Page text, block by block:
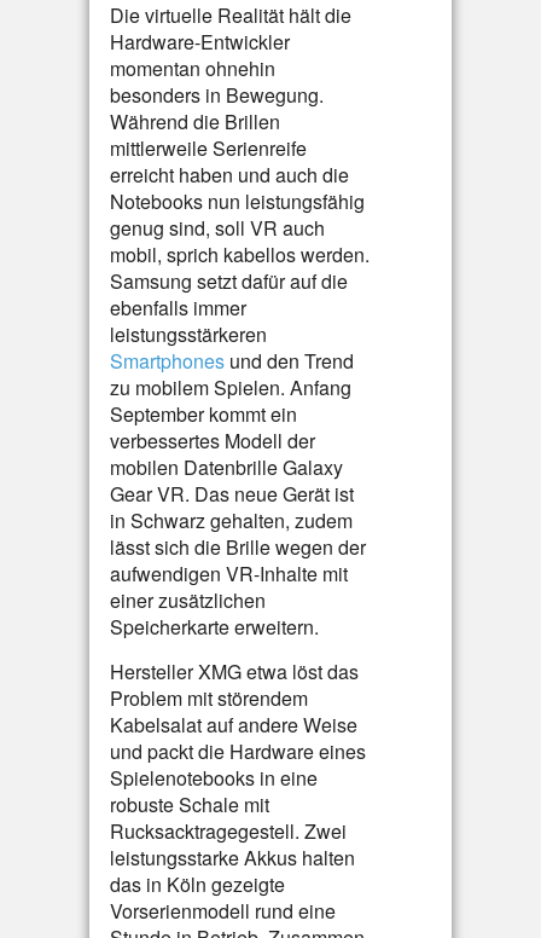
Die virtuelle Realität hält die
Hardware-Entwickler
momentan ohnehin
besonders in Bewegung.
Während die Brillen
mittlerweile Serienreife
erreicht haben und auch die
Notebooks nun leistungsfähig
genug sind, soll VR auch
mobil, sprich kabellos werden.
Samsung setzt dafür auf die
ebenfalls immer
leistungsstärkeren
Smartphones und den Trend
zu mobilem Spielen. Anfang
September kommt ein
verbessertes Modell der
mobilen Datenbrille Galaxy
Gear VR. Das neue Gerät ist
in Schwarz gehalten, zudem
lässt sich die Brille wegen der
aufwendigen VR-Inhalte mit
einer zusätzlichen
Speicherkarte erweitern.
Hersteller XMG etwa löst das
Problem mit störendem
Kabelsalat auf andere Weise
und packt die Hardware eines
Spielenotebooks in eine
robuste Schale mit
Rucksacktragegestell. Zwei
leistungsstarke Akkus halten
das in Köln gezeigte
Vorserienmodell rund eine